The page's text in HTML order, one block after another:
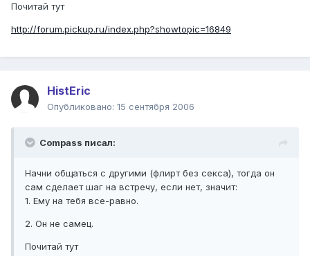
Почитай тут
http://forum.pickup.ru/index.php?showtopic=16849
HistEric
Опубликовано: 15 сентября 2006
Compass писал:
Начни общаться с другими (флирт без секса), тогда он
сам сделает шаг на встречу, если нет, значит:
1. Ему на тебя все-равно.
2. Он не самец.
Почитай тут